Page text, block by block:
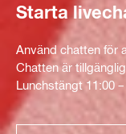
Starta
Använd chatten för
Chatten är
Lunchstängt 11:00 –